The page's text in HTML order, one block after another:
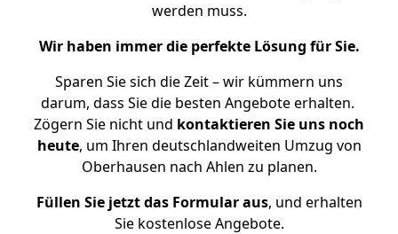
werden muss.
Wir haben immer die perfekte Lösung für Sie.
Sparen Sie sich die Zeit – wir kümmern uns
darum, dass Sie die besten Angebote erhalten.
Zögern Sie nicht und kontaktieren Sie uns noch
heute, um Ihren deutschlandweiten Umzug von
Oberhausen nach Ahlen zu planen.
Füllen Sie jetzt das Formular aus, und erhalten
Sie kostenlose Angebote.